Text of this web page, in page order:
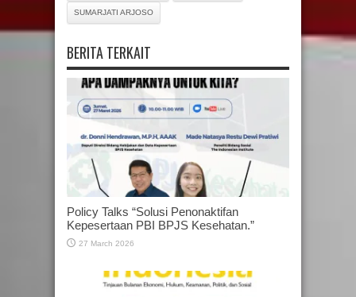
SUMARJATI ARJOSO
BERITA TERKAIT
Policy Talks “Solusi Penonaktifan
Kepesertaan PBI BPJS Kesehatan.”
27 March 2026